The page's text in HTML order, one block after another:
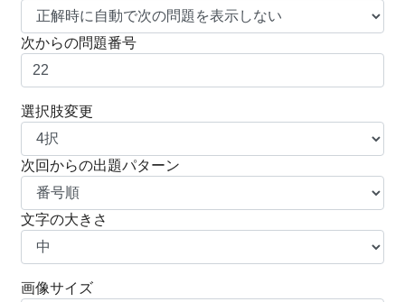
次からの問題番号
選択肢変更
次回からの出題パターン
文字の大きさ
画像サイズ